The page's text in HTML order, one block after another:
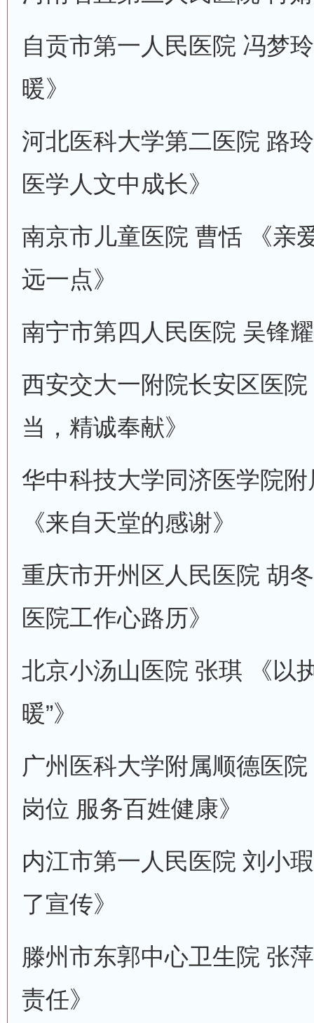
自贡市第一人民医院 冯梦
暖》
河北医科大学第二医院 路
医学人文中成长》
南京市儿童医院 曹恬 《亲
远一点》
南宁市第四人民医院 吴锋
西安交大一附院长安区医
当，精诚奉献》
华中科技大学同济医学院
《来自天堂的感谢》
重庆市开州区人民医院 胡
医院工作心路历》
北京小汤山医院 张琪 《以
暖”》
广州医科大学附属顺德医
岗位 服务百姓健康》
内江市第一人民医院 刘小
了宣传》
滕州市东郭中心卫生院 张
责任》